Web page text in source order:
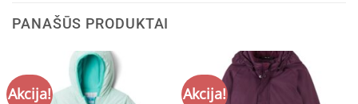
PANAŠŪS PRODUKTAI
Akcija! Akcija!